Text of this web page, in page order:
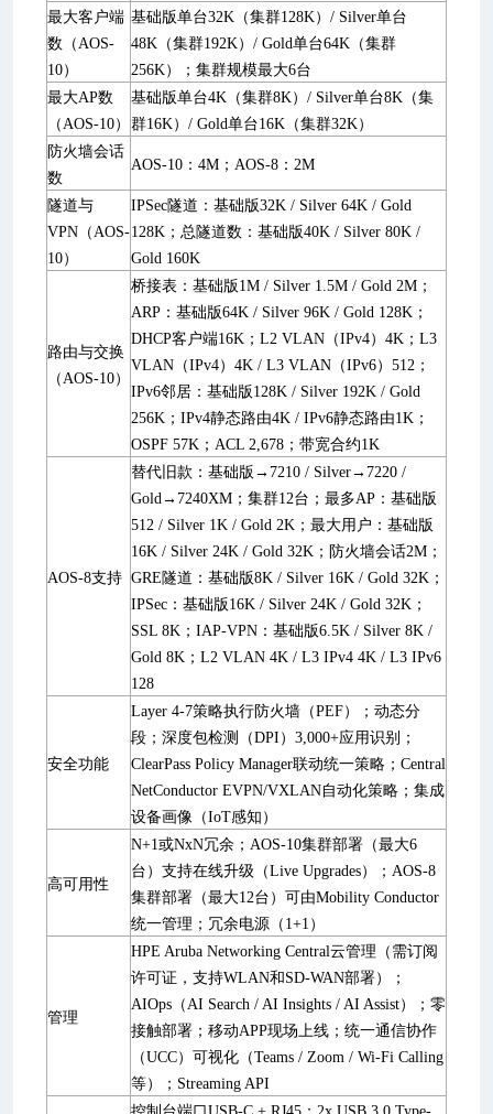
最大客户端
数（AOS-
10）
基础版单台32K（集群128K）/ Silver单台
48K（集群192K）/ Gold单台64K（集群
256K）；集群规模最大6台
最大AP数
（AOS-10）
基础版单台4K（集群8K）/ Silver单台8K（集
群16K）/ Gold单台16K（集群32K）
防火墙会话
数
AOS-10：4M；AOS-8：2M
隧道与
VPN（AOS-
10）
IPSec隧道：基础版32K / Silver 64K / Gold
128K；总隧道数：基础版40K / Silver 80K /
Gold 160K
路由与交换
（AOS-10）
桥接表：基础版1M / Silver 1.5M / Gold 2M；
ARP：基础版64K / Silver 96K / Gold 128K；
DHCP客户端16K；L2 VLAN（IPv4）4K；L3
VLAN（IPv4）4K / L3 VLAN（IPv6）512；
IPv6邻居：基础版128K / Silver 192K / Gold
256K；IPv4静态路由4K / IPv6静态路由1K；
OSPF 57K；ACL 2,678；带宽合约1K
AOS-8支持
替代旧款：基础版→7210 / Silver→7220 /
Gold→7240XM；集群12台；最多AP：基础版
512 / Silver 1K / Gold 2K；最大用户：基础版
16K / Silver 24K / Gold 32K；防火墙会话2M；
GRE隧道：基础版8K / Silver 16K / Gold 32K；
IPSec：基础版16K / Silver 24K / Gold 32K；
SSL 8K；IAP-VPN：基础版6.5K / Silver 8K /
Gold 8K；L2 VLAN 4K / L3 IPv4 4K / L3 IPv6
128
安全功能
Layer 4-7策略执行防火墙（PEF）；动态分
段；深度包检测（DPI）3,000+应用识别；
ClearPass Policy Manager联动统一策略；Central
NetConductor EVPN/VXLAN自动化策略；集成
设备画像（IoT感知）
高可用性
N+1或NxN冗余；AOS-10集群部署（最大6
台）支持在线升级（Live Upgrades）；AOS-8
集群部署（最大12台）可由Mobility Conductor
统一管理；冗余电源（1+1）
管理
HPE Aruba Networking Central云管理（需订阅
许可证，支持WLAN和SD-WAN部署）；
AIOps（AI Search / AI Insights / AI Assist）；零
接触部署；移动APP现场上线；统一通信协作
（UCC）可视化（Teams / Zoom / Wi-Fi Calling
等）；Streaming API